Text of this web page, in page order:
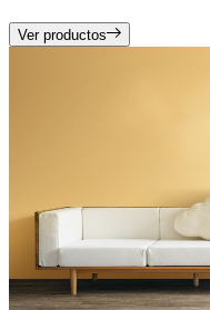
Ver productos